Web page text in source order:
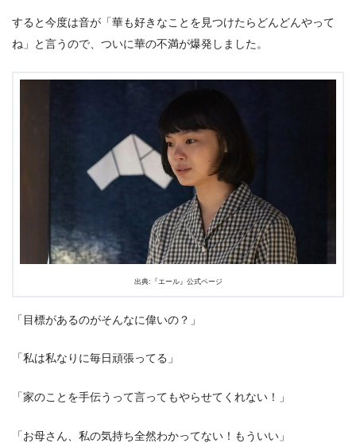
すると今度は音が「華も好きなことを見つけたらどんどんやって
ね」と言うので、ついに華の不満が爆発しました。
出典:『エール』公式ページ
「目標があるのがそんなに偉いの？」
「私は私なりに毎日頑張ってる」
「家のことを手伝うって言ってもやらせてくれない！」
「お母さん、私の気持ち全然わかってない！もういい」